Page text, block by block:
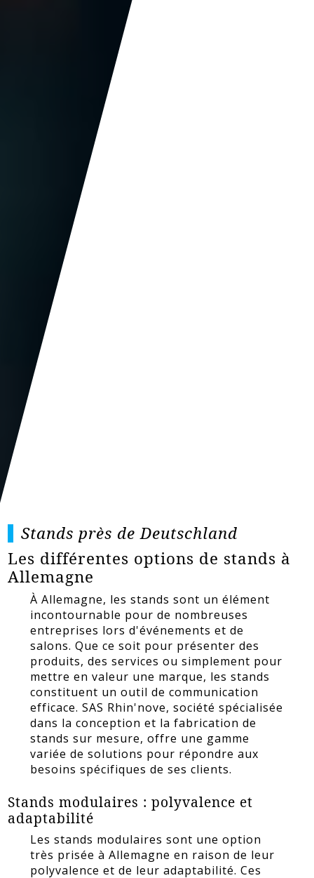
Stands près de Deutschland
Les différentes options de stands à
Allemagne
À Allemagne, les stands sont un élément
incontournable pour de nombreuses
entreprises lors d'événements et de
salons. Que ce soit pour présenter des
produits, des services ou simplement pour
mettre en valeur une marque, les stands
constituent un outil de communication
efficace. SAS Rhin'nove, société spécialisée
dans la conception et la fabrication de
stands sur mesure, offre une gamme
variée de solutions pour répondre aux
besoins spécifiques de ses clients.
Stands modulaires : polyvalence et
adaptabilité
Les stands modulaires sont une option
très prisée à Allemagne en raison de leur
polyvalence et de leur adaptabilité. Ces